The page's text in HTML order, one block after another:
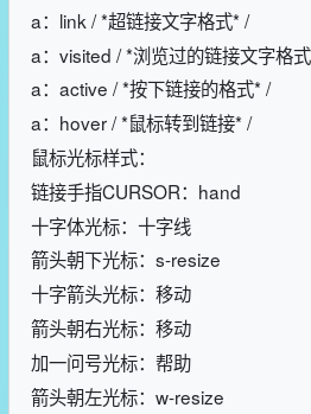
a：link / *超链接文字格式* /
a：visited / *浏览过的链接文字格
a：active / *按下链接的格式* /
a：hover / *鼠标转到链接* /
鼠标光标样式：
链接手指CURSOR：hand
十字体光标：十字线
箭头朝下光标：s-resize
十字箭头光标：移动
箭头朝右光标：移动
加一问号光标：帮助
箭头朝左光标：w-resize